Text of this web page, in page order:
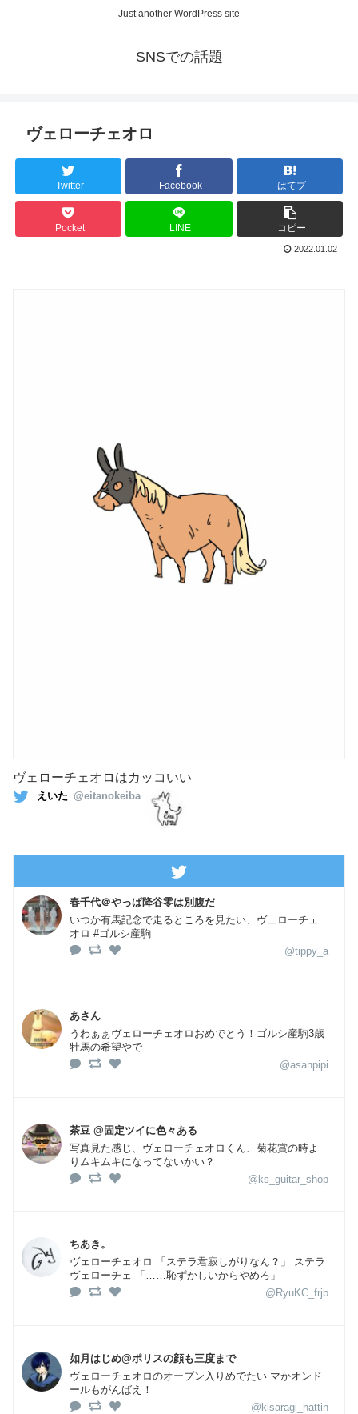
Just another WordPress site
SNSでの話題
ヴェローチェオロ
Twitter Facebook はてブ
Pocket LINE コピー
2022.01.02
ヴェローチェオロはカッコいい
えいた @eitanokeiba
春千代＠やっぱ降谷零は別腹だ
いつか有馬記念で走るところを見たい、ヴェローチェ
オロ #ゴルシ産駒
@tippy_a
あさん
うわぁぁヴェローチェオロおめでとう！ゴルシ産駒3歳
牡馬の希望やで
@asanpipi
茶豆 @固定ツイに色々ある
写真見た感じ、ヴェローチェオロくん、菊花賞の時よ
りムキムキになってないかい？
@ks_guitar_shop
ちあき。
ヴェローチェオロ 「ステラ君寂しがりなん？」 ステラ
ヴェローチェ 「……恥ずかしいからやめろ」
@RyuKC_frjb
如月はじめ@ポリスの顔も三度まで
ヴェローチェオロのオープン入りめでたい マかオンド
ールもがんばえ！
@kisaragi_hattin